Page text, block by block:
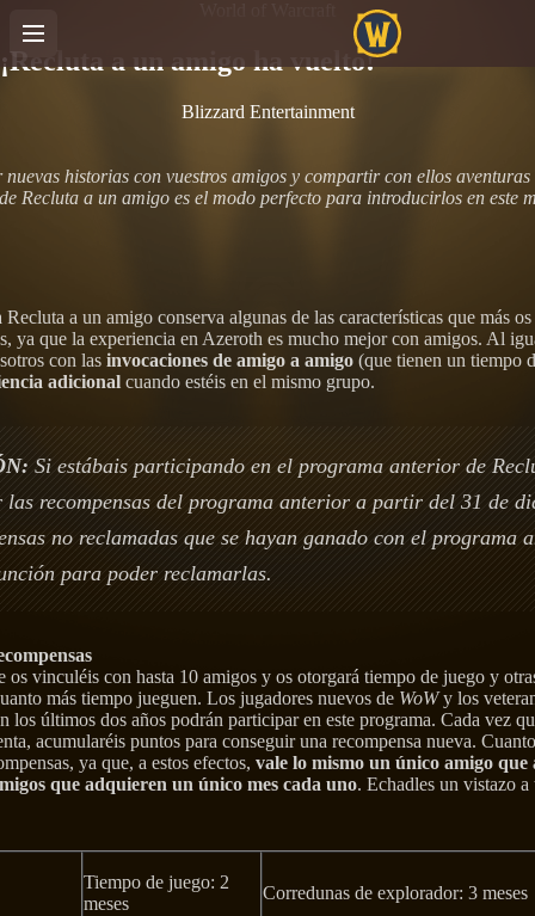
¡Recluta a un amigo ha vuelto!
Blizzard Entertainment
historias con vuestros amigos y compartir con ellos
Recluta a un amigo es el modo perfecto para introducirlos en este
a un amigo conserva algunas de las características que más
ya que la experiencia en Azeroth es mucho mejor con amigos. Al
con las invocaciones de amigo a amigo(que tienen un tiempo
adicional cuando estéis en el mismo grupo.
Si estábais participando en el programa anterior de
recompensas del programa anterior a partir del 31 de
no reclamadas que se hayan ganado con el programa
para poder reclamarlas.
vinculéis con hasta 10 amigos y os otorgará tiempo de juego y
más tiempo jueguen. Los jugadores nuevos de WoWy los
los últimos dos años podrán participar en este programa. Cada vez
acumularéis puntos para conseguir una recompensa nueva.
ya que, a estos efectos, vale lo mismo un único amigo que
que adquieren un único mes cada uno. Echadles un vistazo a
Tiempo de juego: 2
meses
Corredunas de explorador: 3 meses